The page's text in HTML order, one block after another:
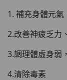
1. 補充身體元氣
2.改善神疲乏力
3.調理體虛身弱
4.清除毒素